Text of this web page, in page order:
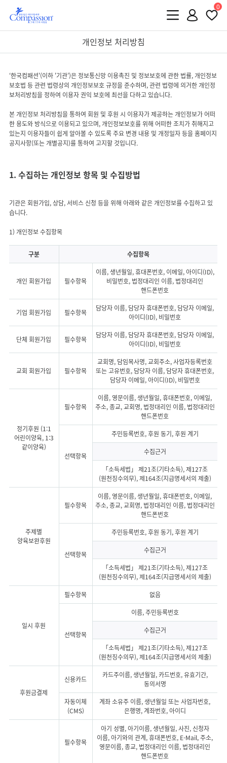
0
개인정보 처리방침
‘한국컴패션'(이하 '기관')은 정보통신망 이용촉진 및 정보보호에 관한 법률, 개인정보
보호법 등 관련 법령상의 개인정보보호 규정을 준수하며, 관련 법령에 의거한 개인정
보처리방침을 정하여 이용자 권익 보호에 최선을 다하고 있습니다.
본 개인정보 처리방침을 통하여 회원 및 후원 시 이용자가 제공하는 개인정보가 어떠
한 용도와 방식으로 이용되고 있으며, 개인정보보호를 위해 어떠한 조치가 취해지고
있는지 이용자들이 쉽게 알아볼 수 있도록 주요 변경 내용 및 개정일자 등을 홈페이지
공지사항(또는 개별공지)를 통하여 고지할 것입니다.
1. 수집하는 개인정보 항목 및 수집방법
기관은 회원가입, 상담, 서비스 신청 등을 위해 아래와 같은 개인정보를 수집하고 있
습니다.
1) 개인정보 수집항목
구분 수집항목
개인 회원가입 필수항목
이름, 생년월일, 휴대폰번호, 이메일, 아이디(ID),
비밀번호, 법정대리인 이름, 법정대리인
핸드폰번호
기업 회원가입 필수항목
담당자 이름, 담당자 휴대폰번호, 담당자 이메일,
아이디(ID), 비밀번호
단체 회원가입 필수항목
담당자 이름, 담당자 휴대폰번호, 담당자 이메일,
아이디(ID), 비밀번호
교회 회원가입 필수항목
교회명, 담임목사명, 교회주소, 사업자등록번호
또는 고유번호, 담당자 이름, 담당자 휴대폰번호,
담당자 이메일, 아이디(ID), 비밀번호
정기후원 (1:1
어린이양육, 1:3
같이양육)
필수항목
이름, 영문이름, 생년월일, 휴대폰번호, 이메일,
주소, 종교, 교회명, 법정대리인 이름, 법정대리인
핸드폰번호
선택항목
주민등록번호, 후원 동기, 후원 계기
수집근거
「소득세법」 제21조(기타소득), 제127조
(원천징수의무), 제164조(지급명세서의 제출)
주제별
양육보완후원
필수항목
이름, 영문이름, 생년월일, 휴대폰번호, 이메일,
주소, 종교, 교회명, 법정대리인 이름, 법정대리인
핸드폰번호
선택항목
주민등록번호, 후원 동기, 후원 계기
수집근거
「소득세법」 제21조(기타소득), 제127조
(원천징수의무), 제164조(지급명세서의 제출)
일시 후원
필수항목 없음
선택항목
이름, 주민등록번호
수집근거
「소득세법」 제21조(기타소득), 제127조
(원천징수의무), 제164조(지급명세서의 제출)
후원금결제
신용카드
카드주이름, 생년월일, 카드번호, 유효기간,
동의서명
자동이체
(CMS)
계좌 소유주 이름, 생년월일 또는 사업자번호,
은행명, 계좌번호, 아이디
필수항목
아기 성별, 아기이름, 생년월일, 사진, 신청자
이름, 아기와의 관계, 휴대폰번호, E-Mail, 주소,
영문이름, 종교, 법정대리인 이름, 법정대리인
핸드폰번호